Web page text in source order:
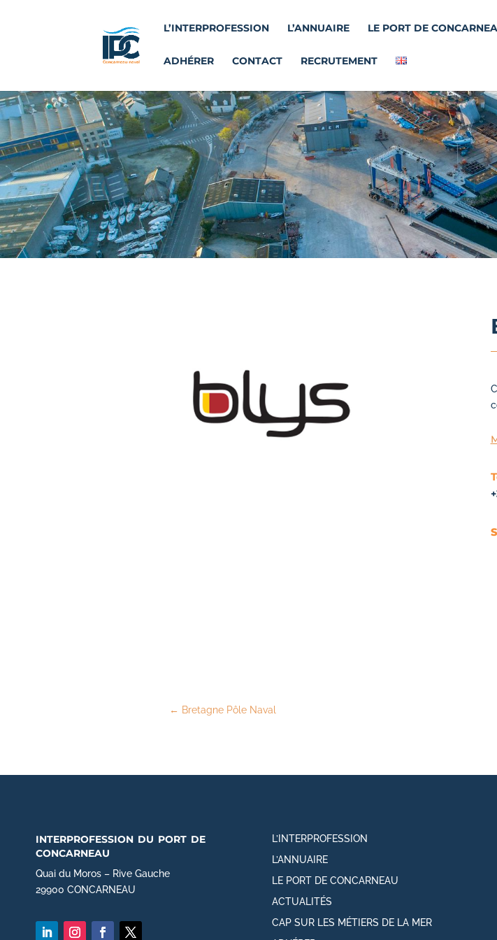
L’INTERPROFESSION L’ANNUAIRE LE PORT DE
ADHÉRER CONTACT RECRUTEMENT
← Bretagne Pôle Naval
interprofession du port de
concarneau
Quai du Moros – Rive Gauche
29900 CONCARNEAU
L’INTERPROFESSION
L’ANNUAIRE
LE PORT DE CONCARNEAU
ACTUALITÉS
CAP SUR LES MÉTIERS DE LA MER